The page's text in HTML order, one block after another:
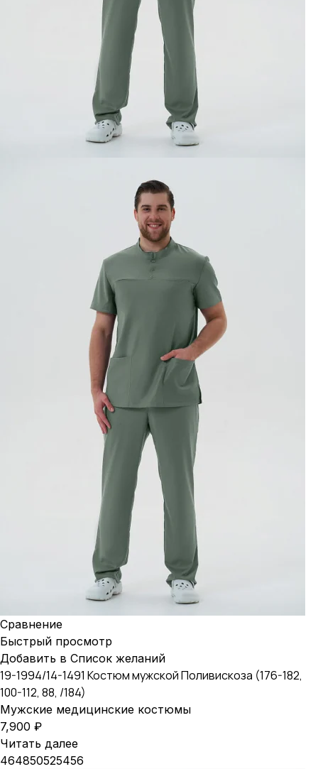
Сравнение
Быстрый просмотр
Добавить в Список желаний
19-1994/14-1491 Костюм мужской Поливискоза (176-182,
100-112, 88, /184)
Мужские медицинские костюмы
7,900 ₽
Читать далее
464850525456